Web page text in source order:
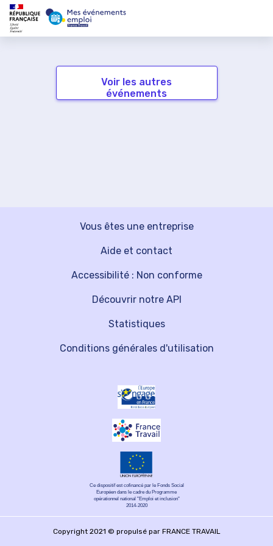
Voir les autres
événements
Vous êtes une entreprise
Découvrir notre API
Aide et contact
Statistiques
Accessibilité : Non conforme
Conditions générales d'utilisation
Ce dispositif est cofinancé par le Fonds Social
Européen dans le cadre du Programme
opérationnel national "Emploi et inclusion"
2014-2020
Copyright 2021 © propulsé par FRANCE TRAVAIL